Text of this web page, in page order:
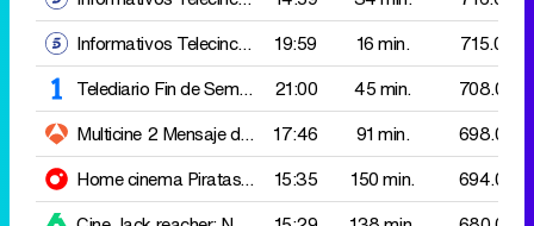
Home cinemaPiratas del caribe: En mareas misteriosas 15:35 150 min.
694.000
CineJack reacher: Nunca vuelvas atras 15:29 138 min.
680.000
El desmarque mundial
20:15 36 min.
667.000
First Dates
21:40 73 min.
624.000
Multicine 3Amor, romance y chocolate 19:17 101 min. 618.000